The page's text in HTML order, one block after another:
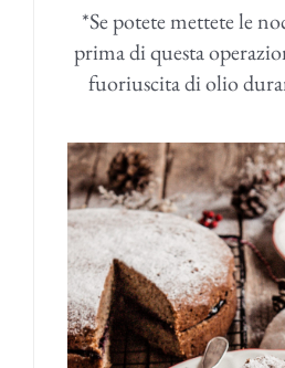
*Se potete mettete le
prima di questa
fuoriuscita di olio